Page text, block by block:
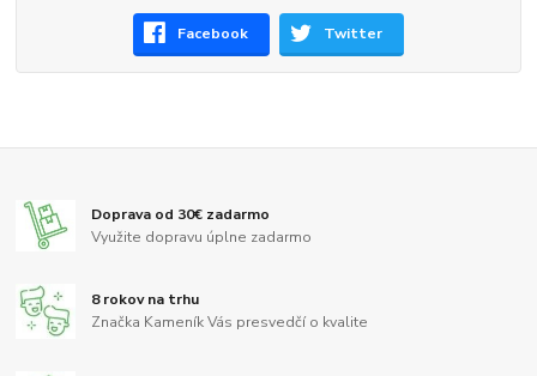
Facebook Twitter
Doprava od 30€ zadarmo
Využite dopravu úplne zadarmo
8 rokov na trhu
Značka Kameník Vás presvedčí o kvalite